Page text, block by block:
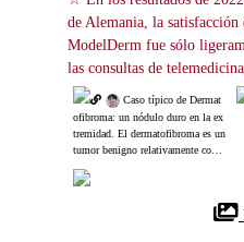
de Alemania, la
ModelDerm fue sólo
las consultas de
Caso típico de Dermat
ofibroma: un nódulo duro en la ex
tremidad. El dermatofibroma es un
tumor benigno relativamente comú